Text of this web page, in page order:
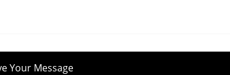
Your Message